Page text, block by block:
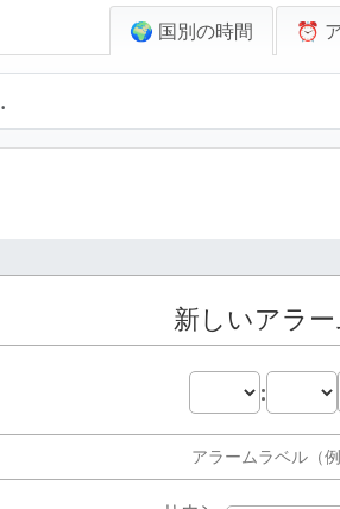
🌍 国別の時間 ⏰
新しいアラ
: